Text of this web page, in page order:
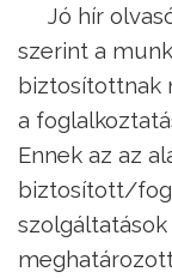
Jó hír
szerint a
biztosítottnak
a
Ennek az az
biztosított/